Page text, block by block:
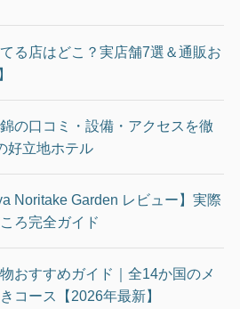
る店はどこ？実店舗7選＆通販お
の口コミ・設備・アクセスを徹
好立地ホテル
Noritake Garden レビュー】実際
ろ完全ガイド
おすすめガイド｜全14か国のメ
コース【2026年最新】